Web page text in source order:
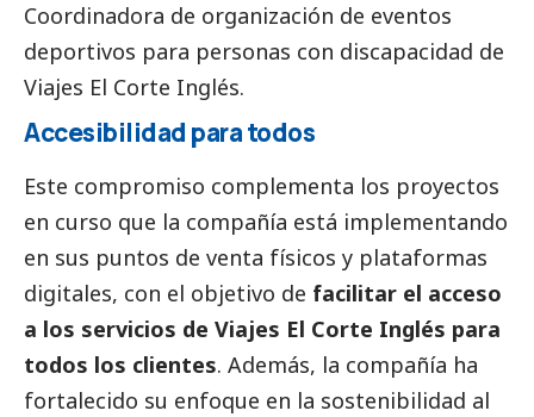
Coordinadora de organización de eventos
deportivos para personas con discapacidad de
Viajes El Corte Inglés.
Accesibilidad para todos
Este compromiso complementa los proyectos
en curso que la compañía está implementando
en sus puntos de venta físicos y plataformas
digitales, con el objetivo de facilitar el acceso
a los servicios de Viajes El Corte Inglés para
todos los clientes. Además, la compañía ha
fortalecido su enfoque en la sostenibilidad al